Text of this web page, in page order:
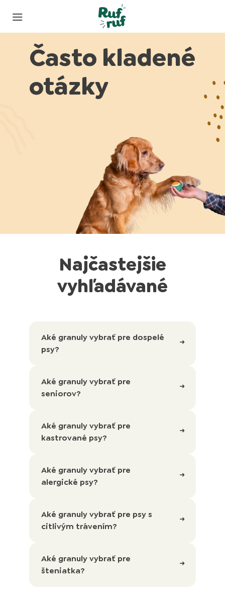
Často kladené
otázky
Najčastejšie
vyhľadávané
Aké granuly vybrať pre dospelé
psy?
Aké granuly vybrať pre
seniorov?
Aké granuly vybrať pre
kastrované psy?
Aké granuly vybrať pre
alergické psy?
Aké granuly vybrať pre psy s
citlivým trávením?
Aké granuly vybrať pre
šteniatka?